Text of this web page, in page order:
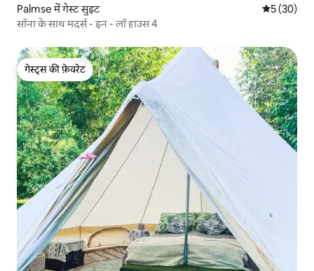
Palmse में गेस्ट सुइट औसत रेटिंग
5 (30)
सॉना के साथ मदर्स - इन - लॉ हाउस 4
गेस्ट्स की फ़ेवरेट
गेस्ट्स की फ़ेवरेट